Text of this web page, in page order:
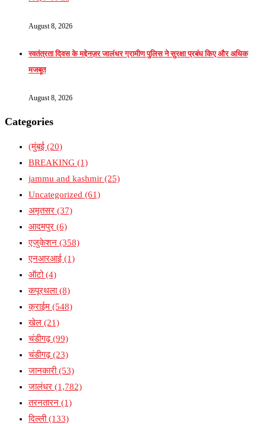
August 8, 2026
स्वतंत्रता दिवस के मद्देनज़र जालंधर ग्रामीण पुलिस ने सुरक्षा प्रबंध किए और अधिक
मजबूत
August 8, 2026
Categories
(मुंबई (20)
BREAKING (1)
jammu and kashmir (25)
Uncategorized (61)
अमृतसर (37)
आदमपुर (6)
एजुकेशन (358)
एनआरआई (1)
ऑटो(4)
कपूरथला(8)
क्राईम (548)
खेल (21)
चंडीगढ़(99)
चंडीगढ़(23)
जानकारी(53)
जालंधर (1,782)
तरनतारन (1)
दिल्ली(133)